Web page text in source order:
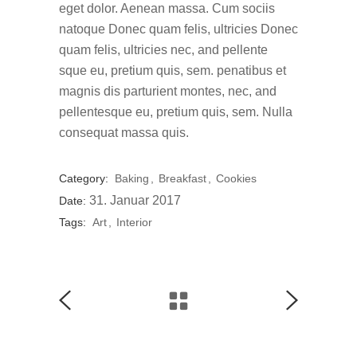
eget dolor. Aenean massa. Cum sociis
natoque Donec quam felis, ultricies Donec
quam felis, ultricies nec, and pellente
sque eu, pretium quis, sem. penatibus et
magnis dis parturient montes, nec, and
pellentesque eu, pretium quis, sem. Nulla
consequat massa quis.
Category: Baking Breakfast
Cookies
Date: 31. Januar 2017
Tags: Art Interior